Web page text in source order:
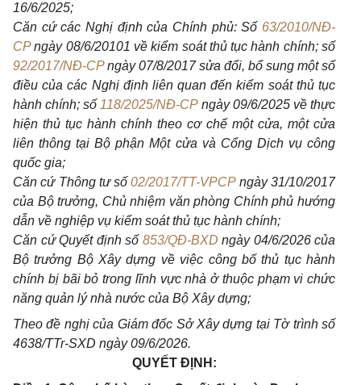
16/6/2025;
Căn cứ các Nghị định của Chính phủ: Số 63/2010/NĐ-
CPngày 08/6/20101 về kiểm soát thủ tục hành chính; số
92/2017/NĐ-CPngày 07/8/2017 sửa đổi, bổ sung một số
điều của các Nghị định liên quan đến kiểm soát thủ tục
hành chính; số 118/2025/NĐ-CPngày 09/6/2025 về thực
hiện thủ tục hành chính theo cơ chế một cửa, một cửa
liên thông tại Bộ phận Một cửa và Cổng Dịch vụ công
quốc gia;
Căn cứ Thông tư số02/2017/TT-VPCPngày 31/10/2017
của Bộ trưởng, Chủ nhiệm văn phòng Chính phủ hướng
dẫn về nghiệp vụ kiểm soát thủ tục hành chính;
Căn cứ Quyết định số 853/QĐ-BXD ngày 04/6/2026 của
Bộ trưởng Bộ Xây dựng về việc công bố thủ tục hành
chính bị bãi bỏ trong lĩnh vực nhà ở thuộc phạm vi chức
năng quản lý nhà nước của Bộ Xây dựng;
Theo đề nghị của Giám đốc Sở Xây dựng tại Tờ trình số
4638/TTr-SXD ngày 09/6/2026.
QUYẾT ĐỊNH: